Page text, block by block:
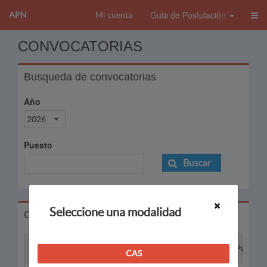
APN Mi cuenta Guia de Postulación
CONVOCATORIAS
Busqueda de convocatorias
Año
2026
Puesto
Buscar
Convocatorias
Puesto
Seleccione una modalidad
CAS